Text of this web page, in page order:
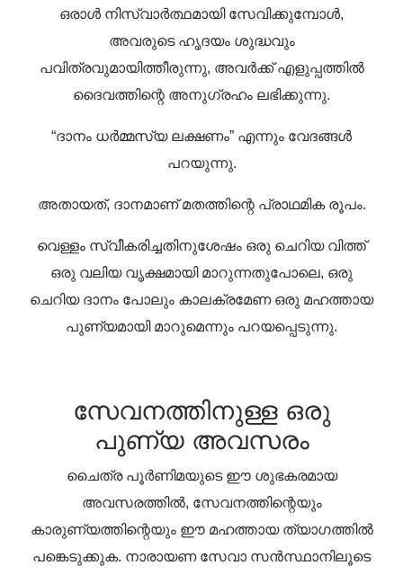
ഒരാൾ നിസ്വാർത്ഥമായി സേവിക്കുമ്പോൾ,
അവരുടെ ഹൃദയം ശുദ്ധവും
പവിത്രവുമായിത്തീരുന്നു, അവർക്ക് എളുപ്പത്തിൽ
ദൈവത്തിന്റെ അനുഗ്രഹം ലഭിക്കുന്നു.
“ദാനം ധർമ്മസ്യ ലക്ഷണം” എന്നും വേദങ്ങൾ
പറയുന്നു.
അതായത്, ദാനമാണ് മതത്തിന്റെ പ്രാഥമിക രൂപം.
വെള്ളം സ്വീകരിച്ചതിനുശേഷം ഒരു ചെറിയ വിത്ത്
ഒരു വലിയ വൃക്ഷമായി മാറുന്നതുപോലെ, ഒരു
ചെറിയ ദാനം പോലും കാലക്രമേണ ഒരു മഹത്തായ
പുണ്യമായി മാറുമെന്നും പറയപ്പെടുന്നു.
സേവനത്തിനുള്ള ഒരു
പുണ്യ അവസരം
ചൈത്ര പൂർണിമയുടെ ഈ ശുഭകരമായ
അവസരത്തിൽ, സേവനത്തിന്റെയും
കാരുണ്യത്തിന്റെയും ഈ മഹത്തായ ത്യാഗത്തിൽ
പങ്കെടുക്കുക. നാരായണ സേവാ സൻസ്ഥാനിലൂടെ